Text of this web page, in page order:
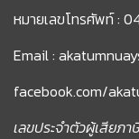
หมายเลขโทรศัพท์ :
Email :
facebook.com/
เลขประจำตัวผู้เสียภ